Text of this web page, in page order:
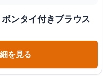
ンタイ付きブラウス
を見る